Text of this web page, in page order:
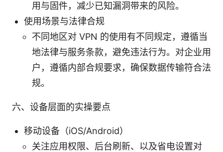
用与固件，减少已知漏洞带来的风险。
使用场景与法律合规
不同地区对 VPN 的使用有不同规定，遵循当
地法律与服务条款，避免违法行为。对企业用
户，遵循内部合规要求，确保数据传输符合法
规。
六、设备层面的实操要点
移动设备（iOS/Android）
关注应用权限、后台刷新、以及省电设置对